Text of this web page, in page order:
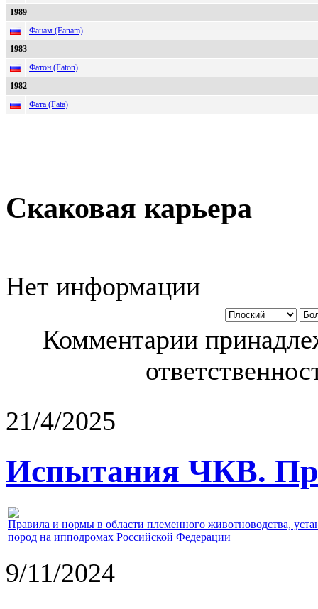
1989
Фанам (Fanam)
1983
Фатон (Faton)
1982
Фата (Fata)
Скаковая карьера
Нет информации
Комментарии
21/4/2025
Испытания ЧКВ.
Правила и нормы в области племенного животноводства,
пород на ипподромах Российской Федерации
9/11/2024